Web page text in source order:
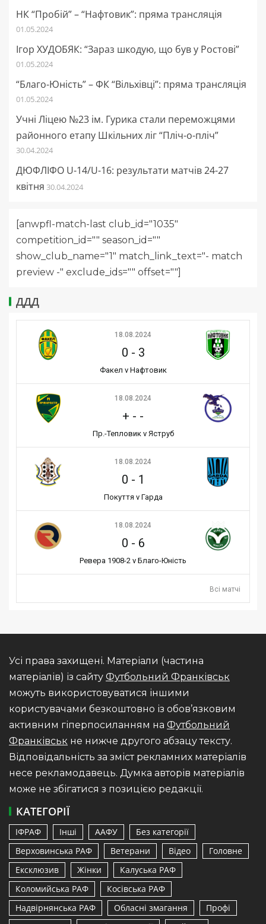
НК “Пробій” – “Нафтовик”: пряма трансляція
01.05.2024
Ігор ХУДОБЯК: “Зараз шкодую, що був у Ростові”
01.05.2024
“Благо-Юність” – ФК “Вільхівці”: пряма трансляція
01.05.2024
Учні Ліцею №23 ім. Гурика стали переможцями
районного етапу Шкільних ліг “Пліч-о-пліч”
30.04.2024
ДЮФЛІФО U-14/U-16: результати матчів 24-27
квітня 30.04.2024
[anwpfl-match-last club_id="1035"
competition_id="" season_id=""
show_club_name="1" match_link_text="- match
preview -" exclude_ids="" offset=""]
ДДД
18.08.2024
0 - 3
Факел v Нафтовик
18.08.2024
+ - -
Пр.-Тепловик v Яструб
18.08.2024
0 - 1
Покуття v Гарда
18.08.2024
0 - 6
Ревера 1908-2 v Благо-Юність
Всі матчі
Усі права захищені. Матеріали (частина
матеріалів) із сайту Футбольний Франківськ
можуть використовуватися іншими
користувачами безкоштовно із обов’язковим
активним гіперпосиланням на Футбольний
Франківськ не нижче другого абзацу тексту.
Відповідальність за зміст рекламних матеріалів
несе рекламодавець. Думка авторів матеріалів
може не збігатися з позицією редакції.
КАТЕГОРІЇ
ІФРАФ Інші ААФУ
Без категорії
Верховинська РАФ
Ветерани Відео
Головне
Ексклюзив
Жінки
Калуська РАФ
Коломийська РАФ
Косівська РАФ
Надвірнянська РАФ
Обласні змагання
Профі